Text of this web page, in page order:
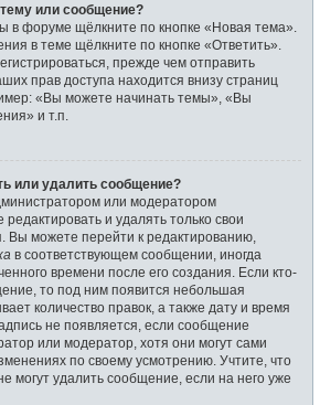
или сообщение?
в форуме щёлкните по кнопке «Новая тема».
в теме щёлкните по кнопке «Ответить».
прежде чем отправить
прав доступа находится внизу страниц
«Вы можете начинать темы», «Вы
и т.п.
или удалить сообщение?
или модератором
и удалять только свои
Вы можете перейти к редактированию,
в соответствующем сообщении, иногда
времени после его создания. Если кто-
то под ним появится небольшая
количество правок, а также дату и время
не появляется, если сообщение
или модератор, хотя они могут сами
по своему усмотрению. Учтите, что
могут удалить сообщение, если на него уже